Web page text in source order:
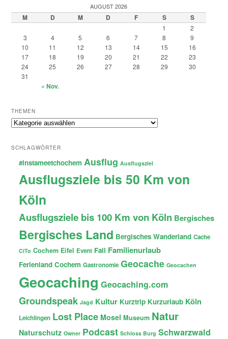
AUGUST 2026
M D M D F S S
1
2
3
4 5 6 7 8
9
10
11 12 13 14 15
16
17
18 19 20 21 22
23
24
25 26 27 28 29
30
31
« Nov.
THEMEN
Themen
SCHLAGWÖRTER
#instameetchochem Ausflug Ausflugsziel
Ausflugsziele bis 50 Km von
Köln
Ausflugsziele bis 100 Km von Köln Bergisches
Bergisches Land Bergisches Wanderland Cache
CiTo Cochem Eifel Event Fail Familienurlaub
Ferienland Cochem Gastronomie Geocache Geocachen
Geocaching Geocaching.com
Groundspeak Jagd Kultur Kurztrip Kurzurlaub Köln
Leichlingen Lost Place Mosel Museum Natur
Naturschutz Owner Podcast Schloss Burg Schwarzwald